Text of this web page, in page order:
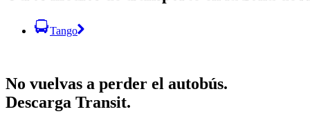
Tango
No vuelvas a perder el autobús.
Descarga Transit.